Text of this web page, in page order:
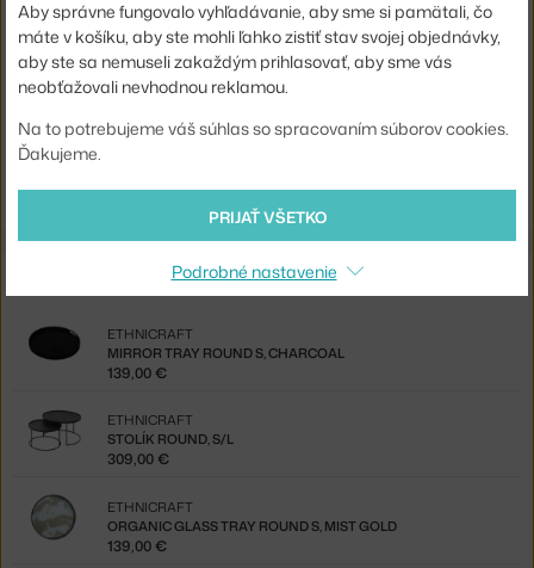
Kód produktu
ETH-20580
EAN
5404023615305
Jste z Česka? Přejděte naGlass Tray Oblong M, Wabi Sabi
Shopping from the EU? Switch to
Z rovnakej kolekcie
MIRROR TRAY ROUND S, CHARCOAL
ETHNICRAFT
139,00 €
STOLÍK ROUND, S/L
ETHNICRAFT
309,00 €
ORGANIC GLASS TRAY ROUND S, MIST GOLD
ETHNICRAFT
139,00 €
Aby správne fungovalo vyhľadávanie, aby sme si pamätali, čo
máte v košíku, aby ste mohli ľahko zistiť stav svojej objednávky,
aby ste sa nemuseli zakaždým prihlasovať, aby sme vás
neobťažovali nevhodnou reklamou.
Na to potrebujeme váš súhlas so spracovaním súborov cookies.
Ďakujeme.
PRIJAŤ VŠETKO
Podrobné nastavenie